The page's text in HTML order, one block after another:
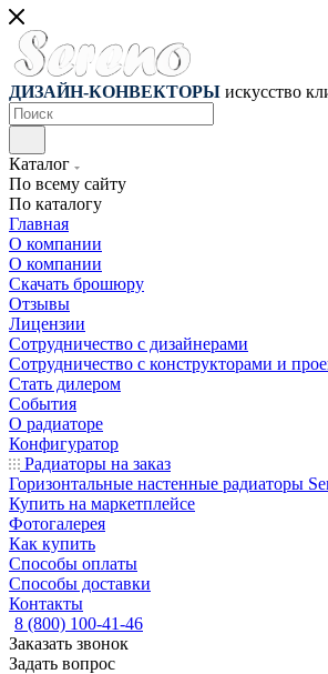
ДИЗАЙН-КОНВЕКТОРЫ искусство
Каталог
По всему сайту
По каталогу
Главная
О компании
О компании
Скачать брошюру
Отзывы
Лицензии
Сотрудничество с дизайнерами
Сотрудничество с конструкторами и
Стать дилером
События
О радиаторе
Конфигуратор
Радиаторы на заказ
Горизонтальные настенные радиаторы
Купить на маркетплейсе
Фотогалерея
Как купить
Способы оплаты
Способы доставки
Контакты
8 (800) 100-41-46
Заказать звонок
Задать вопрос